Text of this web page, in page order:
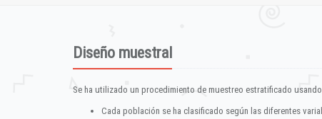
Diseño muestral
Se ha utilizado un procedimiento de muestreo estratificado
Cada población se ha clasificado según las diferentes